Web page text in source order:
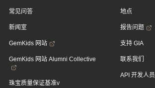
常见问答
新闻室
GemKids 网站
GemKids 网站 Alumni Collective
珠宝质量保证基准v
地点
报告问题
支持 GIA
联系我们
API 开发人员